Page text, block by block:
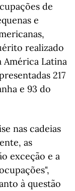
de
e
realizado
América Latina
217
e 93 do
nas cadeias
as
exceção e a
à questão